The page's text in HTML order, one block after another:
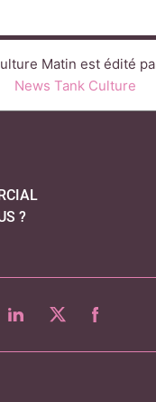
LINKEDINTWITTERFACEBOOK